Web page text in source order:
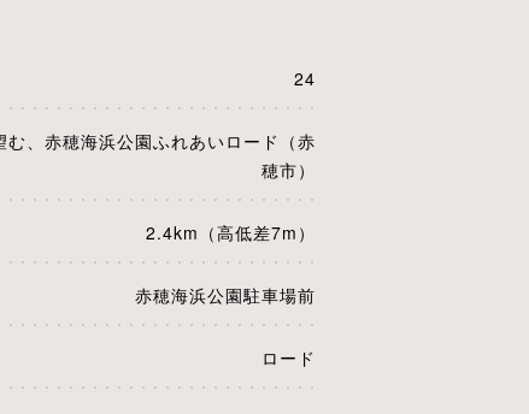
24
む、赤穂海浜公園ふれあいロード（赤
穂市）
2.4km（高低差7m）
赤穂海浜公園駐車場前
ロード